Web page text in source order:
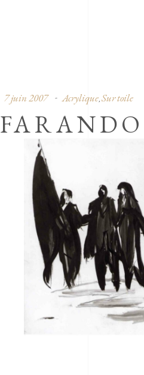
7 juin 2007 Acrylique, Sur toile